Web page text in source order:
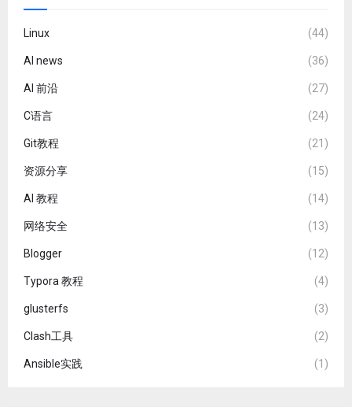
Linux (44)
AI news (36)
AI 前沿 (27)
C语言 (24)
Git教程 (21)
资源分享 (15)
AI 教程 (14)
网络安全 (13)
Blogger (12)
Typora 教程 (4)
glusterfs (3)
Clash工具 (2)
Ansible实践 (1)